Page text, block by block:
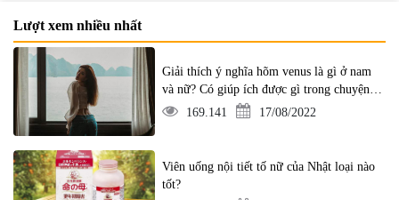
Lượt xem nhiều nhất
Giải thích ý nghĩa hõm venus là gì ở nam
và nữ? Có giúp ích được gì trong chuyện ấy
không?169.141 17/08/2022
Viên uống nội tiết tố nữ của Nhật loại nào
tốt?